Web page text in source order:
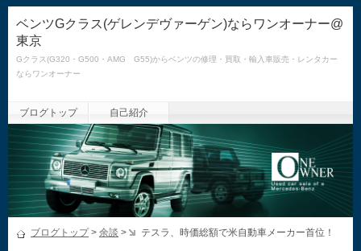
ベンツGクラス(ゲレンデヴァーゲン)ならワンオーナー@
東京
Gクラス(G320・G500・AMG G55)からベンツの修理・買取・輸入車販売・レンタカー
ならワンオーナー
ブログトップ 自己紹介
ブログトップ> 余談 > テスラ、時価総額で米自動車メーカー首位！